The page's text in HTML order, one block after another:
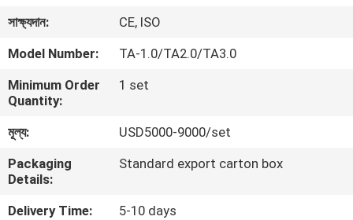
সম্পর্কে
কারখানা
ভ্রমণ
মান
নিয়ন্ত্রণ
সাক্ষ্যদান:
CE, ISO
Model Number:
TA-1.0/TA2.0/TA3.0
Minimum Order
Quantity:
1 set
মূল্য:
USD5000-9000/set
Packaging
Details:
Standard export carton box
Delivery Time:
5-10 days